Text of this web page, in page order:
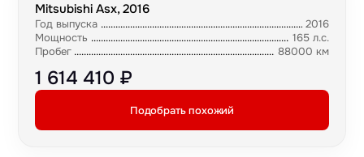
Mitsubishi Asx, 2016
Год выпуска
2016
Мощность
165 л.с.
Пробег
88000 км
1 614 410 ₽
Подобрать похожий